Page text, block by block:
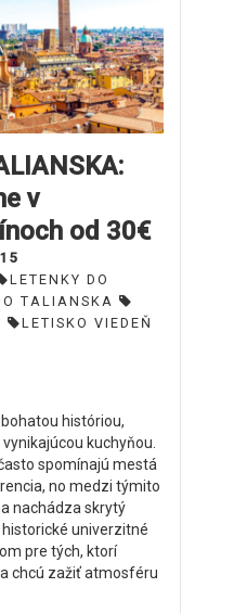
v
od 30€
LETENKY DO
TALIANSKA
LETISKO VIEDEŇ
históriou,
kuchyňou.
spomínajú mestá
no medzi týmito
nachádza skrytý
univerzitné
pre tých, ktorí
chcú zažiť atmosféru